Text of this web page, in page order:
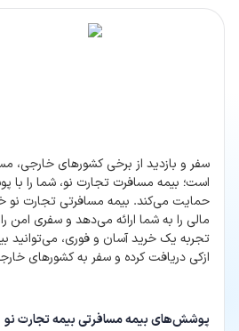
سفر و بازدید از برخی کشورهای خارجی،
است؛ بیمه مسافرت تجارت نو، شما را با
حمایت می‌کند. بیمه مسافرتی تجارت
مالی را به شما ارائه می‌دهد و سفری امن
تجربه یک خرید آسان و فوری، می‌توانید
ازکی دریافت کرده و سفر به کشورهای
پوشش‌های بیمه مسافرتی بیمه تجارت نو